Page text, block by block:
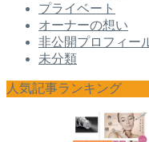
プライベート
オーナーの想い
非公開プロフィー
未分類
人気記事ランキング